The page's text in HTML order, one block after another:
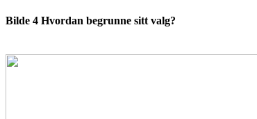
Bilde 4 Hvordan begrunne sitt valg?